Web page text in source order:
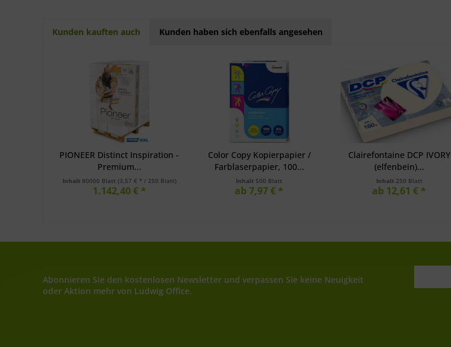
Kunden kauften auch Kunden haben sich ebenfalls angesehen
PIONEER Distinct Inspiration -
Premium...
Inhalt 80000 Blatt (3,57 € * / 250 Blatt)
1.142,40 € *
Color Copy Kopierpapier /
Farblaserpapier, 100...
Inhalt 500 Blatt
ab 7,97 € *
Clairefontaine DCP IVORY
(elfenbein)...
Inhalt 250 Blatt
ab 12,61 € *
Abonnieren Sie den kostenlosen Newsletter und verpassen Sie keine Neuigkeit
oder Aktion mehr von Ludwig Office.